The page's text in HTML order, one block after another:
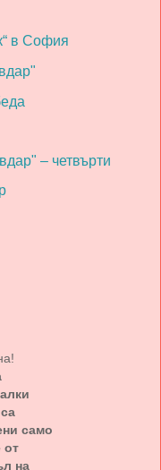
в София
– четвърти
само
от
на